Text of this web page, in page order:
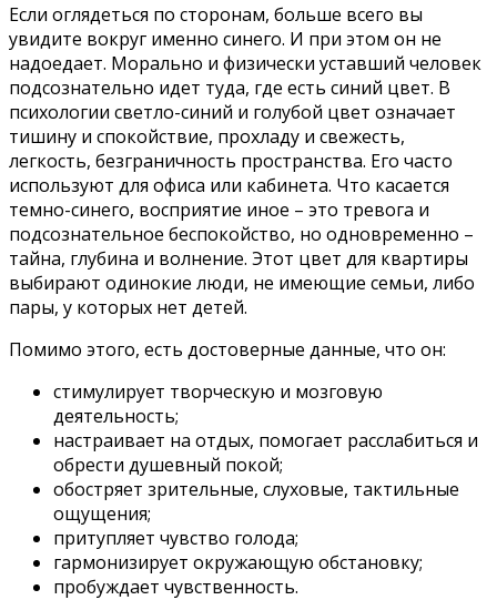
Если оглядеться по сторонам, больше всего вы
увидите вокруг именно синего. И при этом он не
надоедает. Морально и физически уставший человек
подсознательно идет туда, где есть синий цвет. В
психологии светло-синий и голубой цвет означает
тишину и спокойствие, прохладу и свежесть,
легкость, безграничность пространства. Его часто
используют для офиса или кабинета. Что касается
темно-синего, восприятие иное – это тревога и
подсознательное беспокойство, но одновременно –
тайна, глубина и волнение. Этот цвет для квартиры
выбирают одинокие люди, не имеющие семьи, либо
пары, у которых нет детей.
Помимо этого, есть достоверные данные, что он:
стимулирует творческую и мозговую
деятельность;
настраивает на отдых, помогает расслабиться и
обрести душевный покой;
обостряет зрительные, слуховые, тактильные
ощущения;
притупляет чувство голода;
гармонизирует окружающую обстановку;
пробуждает чувственность.